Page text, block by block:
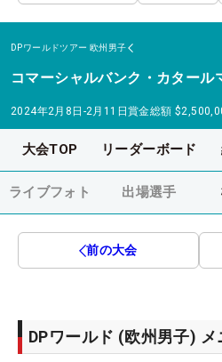
DPワールドツアー 欧州男子
コマーシャルバンク・カタール
2024年2月8日-2月11日賞金総額
大会TOP リーダーボード
ライブフォト 出場選手
前の大会
DPワールド (欧州男子) メ